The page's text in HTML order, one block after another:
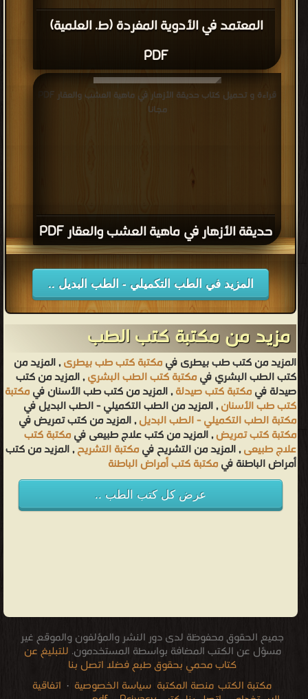
المعتمد في الأدوية المفردة (ط. العلمية)
PDF
حديقة الأزهار في ماهية العشب والعقار PDF
قراءة و تحميل كتاب حديقة الأزهار في ماهية العشب والعقار PDF
مجانا
المزيد في الطب التكميلي - الطب البديل ..
مزيد من مكتبة كتب الطب
المزيد من كتب طب بيطرى فيمكتبة كتب طب بيطرى, المزيد من
كتب الطب البشري فيمكتبة كتب الطب البشري, المزيد من كتب
صيدلة فيمكتبة كتب صيدلة, المزيد من كتب طب الأسنان فيمكتبة
كتب طب الأسنان, المزيد من الطب التكميلي - الطب البديل في
مكتبة الطب التكميلي - الطب البديل, المزيد من كتب تمريض في
مكتبة كتب تمريض, المزيد من كتب علاج طبيعى فيمكتبة كتب
علاج طبيعى, المزيد من التشريح فيمكتبة التشريح, المزيد من كتب
أمراض الباطنة فيمكتبة كتب أمراض الباطنة
عرض كل كتب الطب ..
جميع الحقوق محفوظة لدى دور النشر والمؤلفون والموقع غير
مسؤل عن الكتب المضافة بواسطة المستخدمون. للتبليغ عن
كتاب محمي بحقوق طبع فضلا اتصل بنا
مكتبة الكتب منصة المكتبة سياسة الخصوصية · اتفاقية